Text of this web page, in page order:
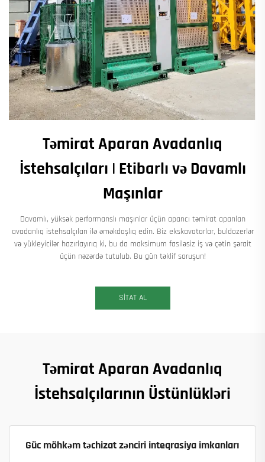
Təmirat Aparan Avadanlıq
İstehsalçıları | Etibarlı və Davamlı
Maşınlar
Davamlı, yüksək performanslı maşınlar üçün aparıcı təmirat aparılan
avadanlıq istehsalçıları ilə əməkdaşlıq edin. Biz ekskavatorlar, buldozerlər
və yükleyicilər hazırlayırıq ki, bu da maksimum fasiləsiz iş və çətin şərait
üçün nəzərdə tutulub. Bu gün təklif soruşun!
SİTAT AL
Təmirat Aparan Avadanlıq
İstehsalçılarının Üstünlükləri
Güc möhkəm təchizat zənciri inteqrasiya imkanları